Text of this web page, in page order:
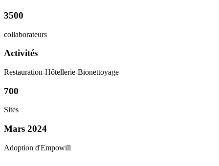
3500
collaborateurs
Activités
Restauration-Hôtellerie-Bionettoyage
700
Sites
Mars 2024
Adoption d'Empowill